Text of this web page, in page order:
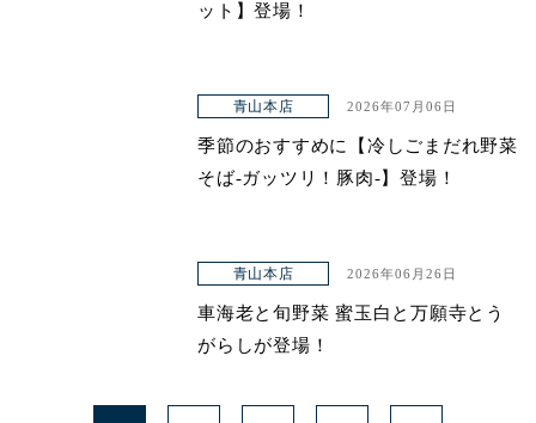
ット】登場！
青山本店 2026年07月06日
季節のおすすめに【冷しごまだれ野菜
そば-ガッツリ！豚肉-】登場！
青山本店 2026年06月26日
車海老と旬野菜 蜜玉白と万願寺とう
がらしが登場！